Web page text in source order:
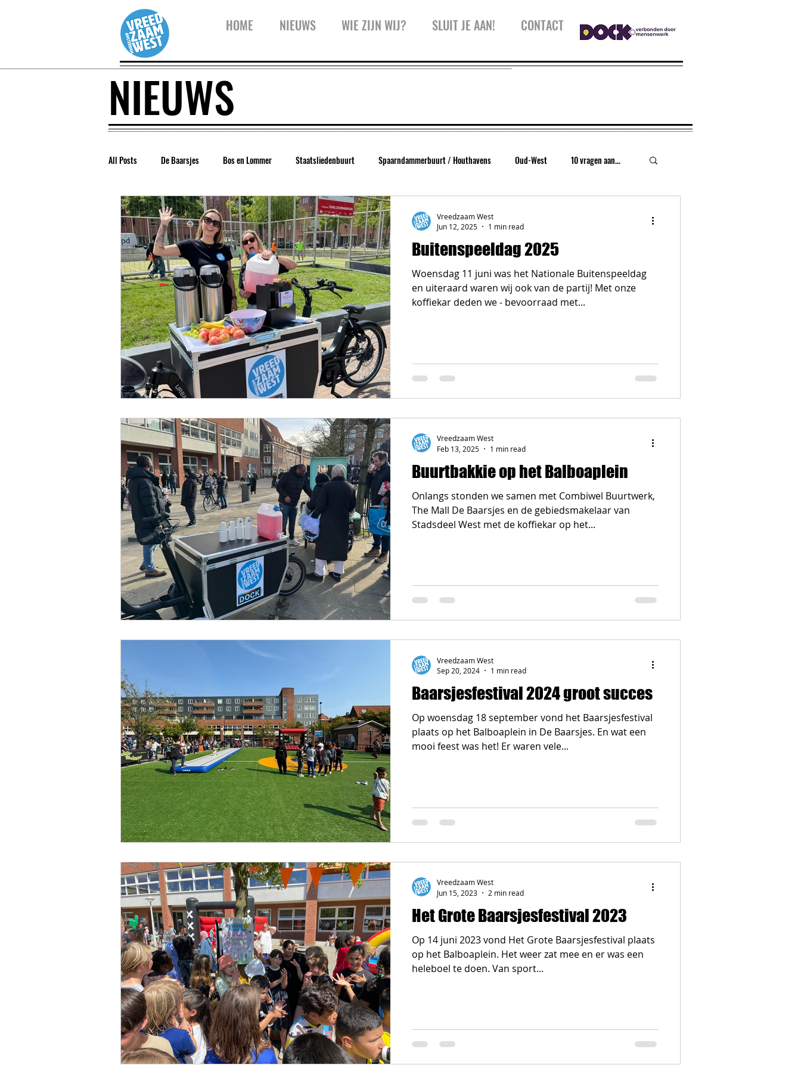
HOME NIEUWS WIE ZIJN WIJ? SLUIT JE AAN! CONTACT
NIEUWS
All Posts De Baarsjes Bos en Lommer Staatsliedenbuurt Spaarndammerbuurt / Houthavens Oud-West 10 vragen aan...
Vreedzaam Amsterdam Vreedzaam West Trainingen Inspiratiesessie
Westerpark Kinderwijkraad Koffiekar Buitenspeeldag 2025
Woensdag 11 juni was het Nationale Buitenspeeldag
en uiteraard waren wij ook van de partij! Met onze
koffiekar deden we - bevoorraad met...
Vreedzaam West
Jun 12, 2025
1 min read
Buurtbakkie op het Balboaplein
Onlangs stonden we samen met Combiwel Buurtwerk,
The Mall De Baarsjes en de gebiedsmakelaar van
Stadsdeel West met de koffiekar op het...
Vreedzaam West
Feb 13, 2025
1 min read
Baarsjesfestival 2024 groot succes
Op woensdag 18 september vond het Baarsjesfestival
plaats op het Balboaplein in De Baarsjes. En wat een
mooi feest was het! Er waren vele...
Vreedzaam West
Sep 20, 2024
1 min read
Het Grote Baarsjesfestival 2023
Op 14 juni 2023 vond Het Grote Baarsjesfestival plaats
op het Balboaplein. Het weer zat mee en er was een
heleboel te doen. Van sport...
Vreedzaam West
Jun 15, 2023
2 min read